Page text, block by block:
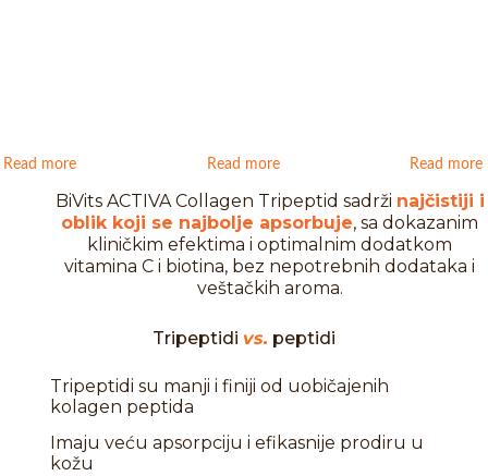
Read more Read more Read more
BiVits ACTIVA Collagen Tripeptid sadrži najčistiji i
oblik koji se najbolje apsorbuje, sa dokazanim
kliničkim efektima i optimalnim dodatkom
vitamina C i biotina, bez nepotrebnih dodataka i
veštačkih aroma.
Tripeptidi vs. peptidi
Tripeptidi su manji i finiji od uobičajenih
kolagen peptida
Imaju veću apsorpciju i efikasnije prodiru u
kožu